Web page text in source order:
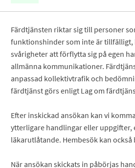
Färdtjänsten riktar sig till personer
funktionshinder som inte är tillfälligt,
svårigheter att förflytta sig på egen
allmänna kommunikationer.
anpassad kollektivtrafik och
färdtjänst görs enligt Lag om
Efter inskickad ansökan kan vi
ytterligare handlingar eller uppgifter,
läkarutlåtande. Hembesök kan
När ansökan skickats in påbörjas